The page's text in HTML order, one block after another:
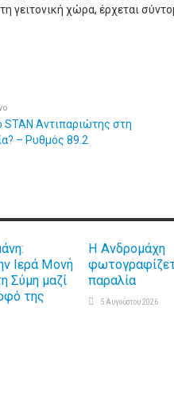
γειτονική χώρα, έρχεται
STAN Aντιπαριώτης στη
– Ρυθμός 89.2
Ιερά Μονή
Σύμη μαζί
της
Η Ανδρομάχη
παραλία
5 Αυγούστου 2026